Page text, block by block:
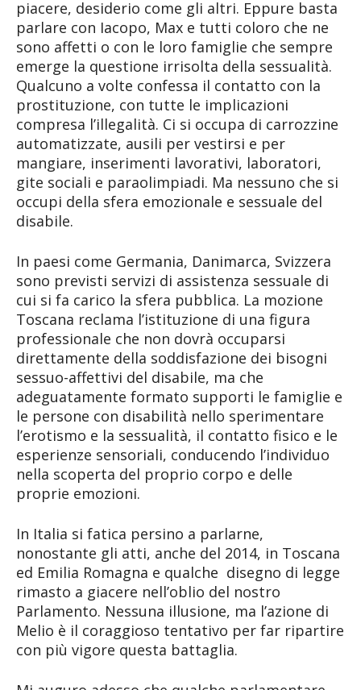
piacere, desiderio come gli altri. Eppure basta
parlare con Iacopo, Max e tutti coloro che ne
sono affetti o con le loro famiglie che sempre
emerge la questione irrisolta della sessualità.
Qualcuno a volte confessa il contatto con la
prostituzione, con tutte le implicazioni
compresa l’illegalità. Ci si occupa di carrozzine
automatizzate, ausili per vestirsi e per
mangiare, inserimenti lavorativi, laboratori,
gite sociali e paraolimpiadi. Ma nessuno che si
occupi della sfera emozionale e sessuale del
disabile.
In paesi come Germania, Danimarca, Svizzera
sono previsti servizi di assistenza sessuale di
cui si fa carico la sfera pubblica. La mozione
Toscana reclama l’istituzione di una figura
professionale che non dovrà occuparsi
direttamente della soddisfazione dei bisogni
sessuo-affettivi del disabile, ma che
adeguatamente formato supporti le famiglie e
le persone con disabilità nello sperimentare
l’erotismo e la sessualità, il contatto fisico e le
esperienze sensoriali, conducendo l’individuo
nella scoperta del proprio corpo e delle
proprie emozioni.
In Italia si fatica persino a parlarne,
nonostante gli atti, anche del 2014, in Toscana
ed Emilia Romagna e qualche disegno di legge
rimasto a giacere nell’oblio del nostro
Parlamento. Nessuna illusione, ma l’azione di
Melio è il coraggioso tentativo per far ripartire
con più vigore questa battaglia.